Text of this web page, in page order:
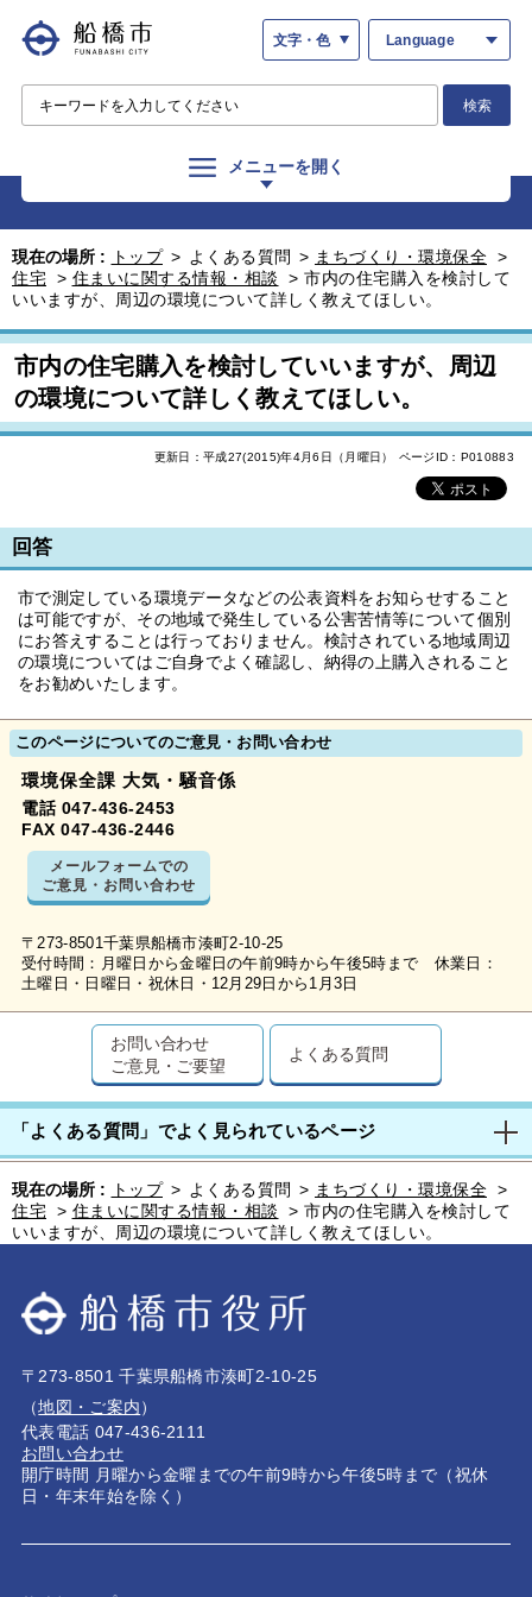
文字・色 Language
検索
メニューを開く
現在の場所 : トップ > よくある質問 > まちづくり・環境保全 >
住宅 > 住まいに関する情報・相談 > 市内の住宅購入を検討して
いいますが、周辺の環境について詳しく教えてほしい。
市内の住宅購入を検討していいますが、周辺
の環境について詳しく教えてほしい。
更新日：平成27(2015)年4月6日（月曜日） ページID：P010883
回答
市で測定している環境データなどの公表資料をお知らせすること
は可能ですが、その地域で発生している公害苦情等について個別
にお答えすることは行っておりません。検討されている地域周辺
の環境についてはご自身でよく確認し、納得の上購入されること
をお勧めいたします。
このページについてのご意見・お問い合わせ
環境保全課 大気・騒音係
電話 047-436-2453
FAX 047-436-2446
メールフォームでの
ご意見・お問い合わせ
〒273-8501千葉県船橋市湊町2-10-25
受付時間：月曜日から金曜日の午前9時から午後5時まで 休業日：
土曜日・日曜日・祝休日・12月29日から1月3日
お問い合わせ
ご意見・ご要望
よくある質問
「よくある質問」でよく見られているページ
現在の場所 : トップ > よくある質問 > まちづくり・環境保全 >
住宅 > 住まいに関する情報・相談 > 市内の住宅購入を検討して
いいますが、周辺の環境について詳しく教えてほしい。
〒273-8501 千葉県船橋市湊町2-10-25
（地図・ご案内）
代表電話 047-436-2111
お問い合わせ
開庁時間 月曜から金曜までの午前9時から午後5時まで（祝休
日・年末年始を除く）